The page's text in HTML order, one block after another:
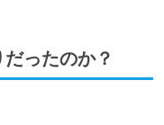
ったのか？